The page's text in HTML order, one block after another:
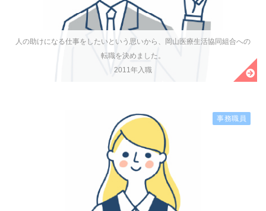
人の助けになる仕事をしたいという思いから、岡山医療生活協同組合への
転職を決めました。
2011年入職
事務職員